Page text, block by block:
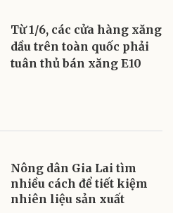
Từ 1/6, các cửa hàng xăng
dầu trên toàn quốc phải
tuân thủ bán xăng E10
Nông dân Gia Lai tìm
nhiều cách để tiết kiệm
nhiên liệu sản xuất